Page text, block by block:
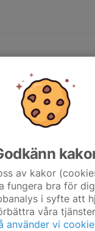
v.20
av kakor
fungera bra för
i syfte att
våra
använder vi